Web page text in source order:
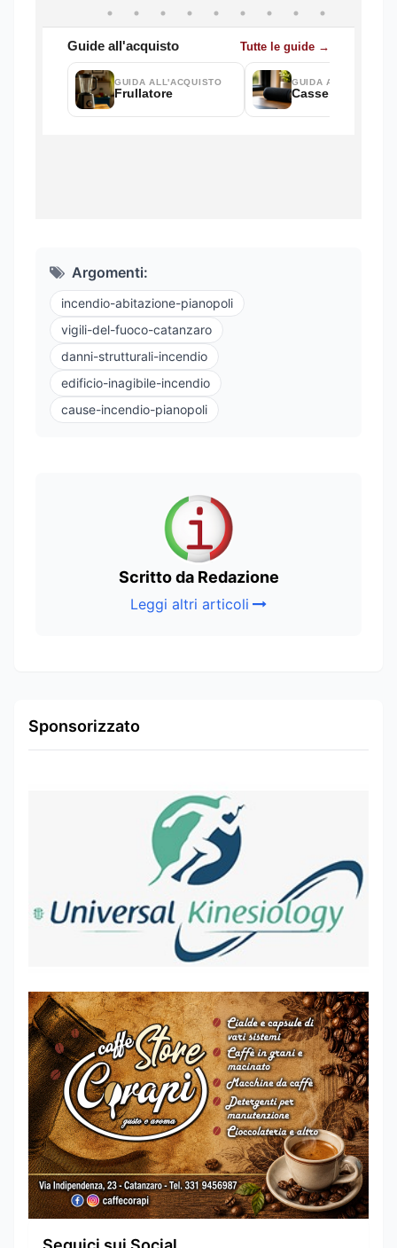
Argomenti:
incendio-abitazione-pianopoli
vigili-del-fuoco-catanzaro
danni-strutturali-incendio
edificio-inagibile-incendio
cause-incendio-pianopoli
Scritto da Redazione
Leggi altri articoli
Sponsorizzato